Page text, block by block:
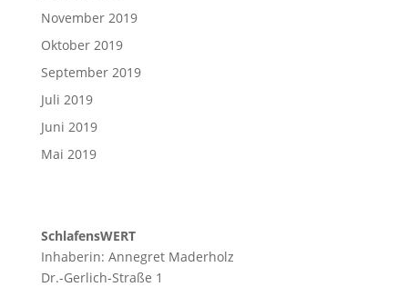
November 2019
Oktober 2019
September 2019
Juli 2019
Juni 2019
Mai 2019
SchlafensWERT
Inhaberin: Annegret Maderholz
Dr.-Gerlich-Straße 1